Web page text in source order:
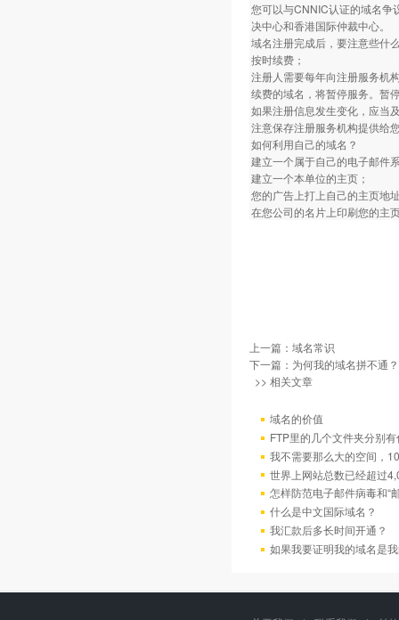
您可以与CNNIC认证的域名争
决中心和香港国际仲裁中心。
域名注册完成后，要注意些什
按时续费；
注册人需要每年向注册服务机
续费的域名，将暂停服务。暂
如果注册信息发生变化，应当
注意保存注册服务机构提供给
如何利用自己的域名？
建立一个属于自己的电子邮件
建立一个本单位的主页；
您的广告上打上自己的主页地
在您公司的名片上印刷您的主
上一篇： 域名常识
下一篇： 为何我的域名拼不通？
>> 相关文章
域名的价值
FTP里的几个文件夹分别
我不需要那么大的空间，
世界上网站总数已经超过
怎样防范电子邮件病毒和“
什么是中文国际域名？
我汇款后多长时间开通？
如果我要证明我的域名是